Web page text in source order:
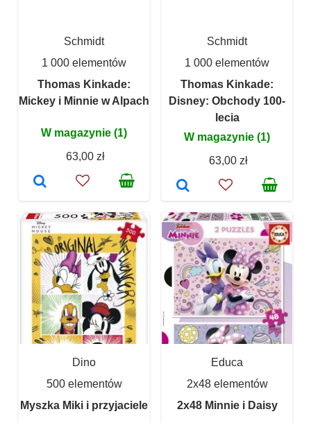
Schmidt
1 000 elementów
Thomas Kinkade:
Mickey i Minnie w Alpach
W magazynie (1)
63,00 zł
Schmidt
1 000 elementów
Thomas Kinkade:
Disney: Obchody 100-
lecia
W magazynie (1)
63,00 zł
Dino
500 elementów
Myszka Miki i przyjaciele
Educa
2x48 elementów
2x48 Minnie i Daisy